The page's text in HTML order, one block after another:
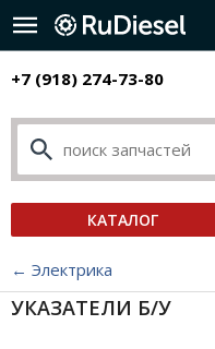
+7 (918) 274-73-80
КАТАЛОГ
← Электрика
УКАЗАТЕЛИ Б/У